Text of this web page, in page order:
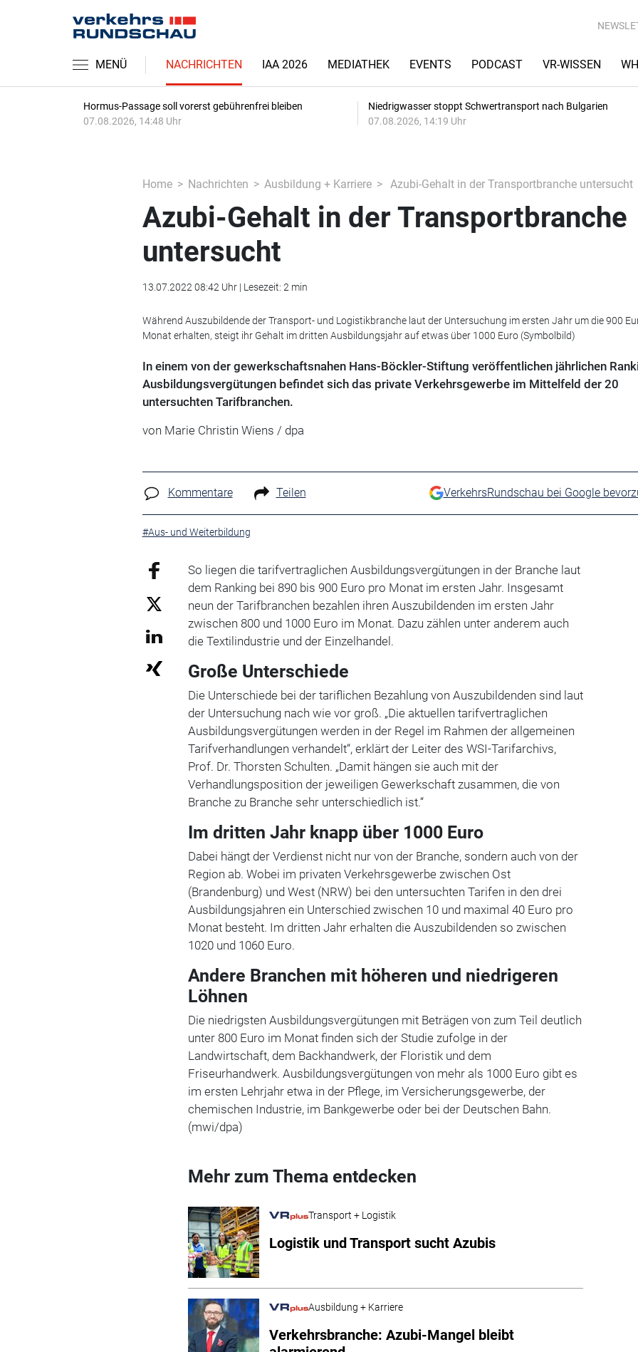
MENÜ NACHRICHTEN IAA 2026 MEDIATHEK EVENTS PODCAST VR-WISSEN
Hormus-Passage soll vorerst gebührenfrei bleiben
07.08.2026, 14:48 Uhr
Niedrigwasser stoppt Schwertransport nach Bulgarien
07.08.2026, 14:19 Uhr
Home Nachrichten Ausbildung + Karriere Azubi-Gehalt in der Transportbranche untersucht
Azubi-Gehalt in der Transportbranche
untersucht
13.07.2022 08:42 Uhr | Lesezeit: 2 min
Während Auszubildende der Transport- und Logistikbranche laut der Untersuchung im ersten Jahr um die 900
Monat erhalten, steigt ihr Gehalt im dritten Ausbildungsjahr auf etwas über 1000 Euro (Symbolbild)
In einem von der gewerkschaftsnahen Hans-Böckler-Stiftung veröffentlichen jährlichen
Ausbildungsvergütungen befindet sich das private Verkehrsgewerbe im Mittelfeld der 20
untersuchten Tarifbranchen.
von Marie Christin Wiens / dpa
Kommentare Teilen VerkehrsRundschau bei Google
#Aus- und Weiterbildung
So liegen die tarifvertraglichen Ausbildungsvergütungen in der Branche laut
dem Ranking bei 890 bis 900 Euro pro Monat im ersten Jahr. Insgesamt
neun der Tarifbranchen bezahlen ihren Auszubildenden im ersten Jahr
zwischen 800 und 1000 Euro im Monat. Dazu zählen unter anderem auch
die Textilindustrie und der Einzelhandel.
Große Unterschiede
Die Unterschiede bei der tariflichen Bezahlung von Auszubildenden sind laut
der Untersuchung nach wie vor groß. „Die aktuellen tarifvertraglichen
Ausbildungsvergütungen werden in der Regel im Rahmen der allgemeinen
Tarifverhandlungen verhandelt“, erklärt der Leiter des WSI-Tarifarchivs,
Prof. Dr. Thorsten Schulten. „Damit hängen sie auch mit der
Verhandlungsposition der jeweiligen Gewerkschaft zusammen, die von
Branche zu Branche sehr unterschiedlich ist.“
Im dritten Jahr knapp über 1000 Euro
Dabei hängt der Verdienst nicht nur von der Branche, sondern auch von der
Region ab. Wobei im privaten Verkehrsgewerbe zwischen Ost
(Brandenburg) und West (NRW) bei den untersuchten Tarifen in den drei
Ausbildungsjahren ein Unterschied zwischen 10 und maximal 40 Euro pro
Monat besteht. Im dritten Jahr erhalten die Auszubildenden so zwischen
1020 und 1060 Euro.
Andere Branchen mit höheren und niedrigeren
Löhnen
Die niedrigsten Ausbildungsvergütungen mit Beträgen von zum Teil deutlich
unter 800 Euro im Monat finden sich der Studie zufolge in der
Landwirtschaft, dem Backhandwerk, der Floristik und dem
Friseurhandwerk. Ausbildungsvergütungen von mehr als 1000 Euro gibt es
im ersten Lehrjahr etwa in der Pflege, im Versicherungsgewerbe, der
chemischen Industrie, im Bankgewerbe oder bei der Deutschen Bahn.
(mwi/dpa)
Mehr zum Thema entdecken
Transport + Logistik
Logistik und Transport sucht Azubis
Ausbildung + Karriere
Verkehrsbranche: Azubi-Mangel bleibt